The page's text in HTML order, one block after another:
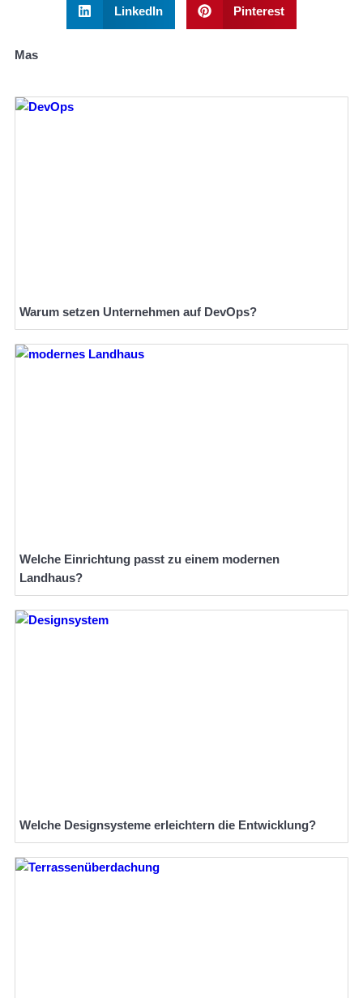
LinkedIn Pinterest
Mas
Warum setzen Unternehmen auf DevOps?
Welche Einrichtung passt zu einem modernen
Landhaus?
Welche Designsysteme erleichtern die Entwicklung?